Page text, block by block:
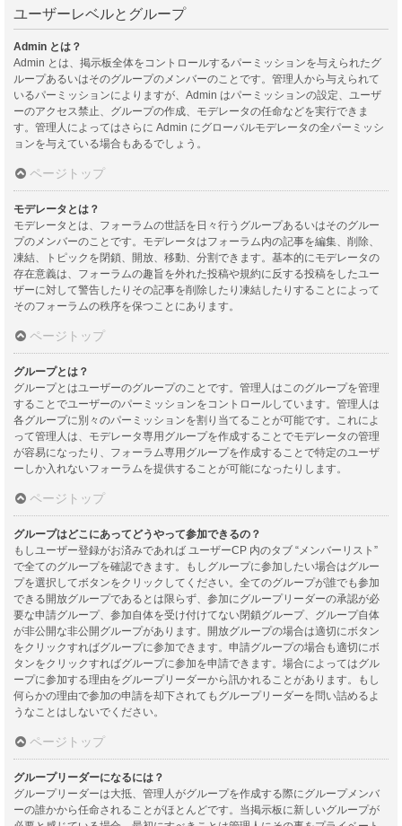
ユーザーレベルとグループ
Admin とは？
Admin とは、掲示板全体をコントロールするパーミッションを与えられたグ
ループあるいはそのグループのメンバーのことです。管理人から与えられて
いるパーミッションによりますが、Admin はパーミッションの設定、ユーザ
ーのアクセス禁止、グループの作成、モデレータの任命などを実行できま
す。管理人によってはさらに Admin にグローバルモデレータの全パーミッシ
ョンを与えている場合もあるでしょう。
ページトップ
モデレータとは？
モデレータとは、フォーラムの世話を日々行うグループあるいはそのグルー
プのメンバーのことです。モデレータはフォーラム内の記事を編集、削除、
凍結、トピックを閉鎖、開放、移動、分割できます。基本的にモデレータの
存在意義は、フォーラムの趣旨を外れた投稿や規約に反する投稿をしたユー
ザーに対して警告したりその記事を削除したり凍結したりすることによって
そのフォーラムの秩序を保つことにあります。
ページトップ
グループとは？
グループとはユーザーのグループのことです。管理人はこのグループを管理
することでユーザーのパーミッションをコントロールしています。管理人は
各グループに別々のパーミッションを割り当てることが可能です。これによ
って管理人は、モデレータ専用グループを作成することでモデレータの管理
が容易になったり、フォーラム専用グループを作成することで特定のユーザ
ーしか入れないフォーラムを提供することが可能になったりします。
ページトップ
グループはどこにあってどうやって参加できるの？
もしユーザー登録がお済みであれば ユーザーCP 内のタブ “メンバーリスト”
で全てのグループを確認できます。もしグループに参加したい場合はグルー
プを選択してボタンをクリックしてください。全てのグループが誰でも参加
できる開放グループであるとは限らず、参加にグループリーダーの承認が必
要な申請グループ、参加自体を受け付けてない閉鎖グループ、グループ自体
が非公開な非公開グループがあります。開放グループの場合は適切にボタン
をクリックすればグループに参加できます。申請グループの場合も適切にボ
タンをクリックすればグループに参加を申請できます。場合によってはグル
ープに参加する理由をグループリーダーから訊かれることがあります。もし
何らかの理由で参加の申請を却下されてもグループリーダーを問い詰めるよ
うなことはしないでください。
ページトップ
グループリーダーになるには？
グループリーダーは大抵、管理人がグループを作成する際にグループメンバ
ーの誰かから任命されることがほとんどです。当掲示板に新しいグループが